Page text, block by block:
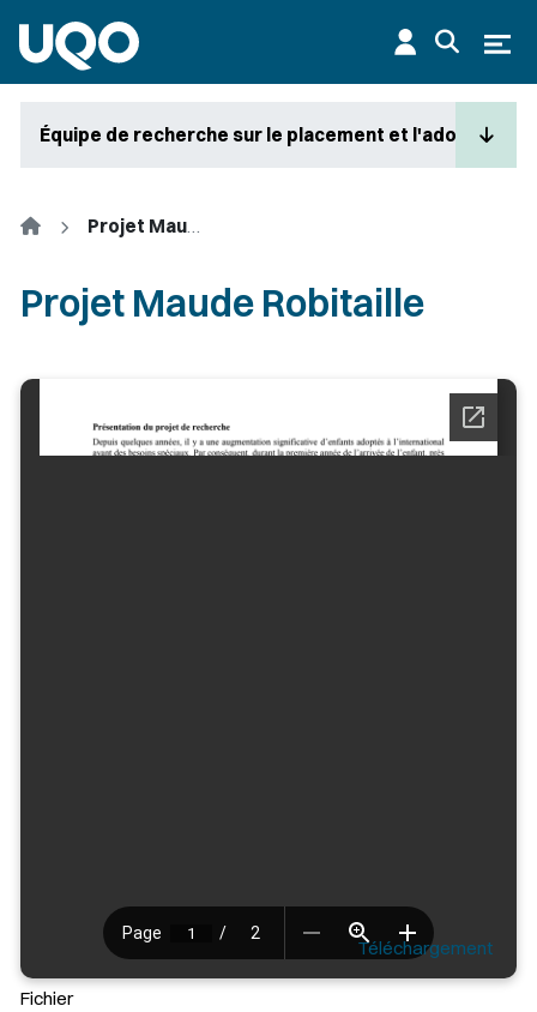
Équipe de recherche sur le placement et l'adoption
Accueil Projet Maude Robitaille
Projet Maude Robitaille
Téléchargement
Fichier